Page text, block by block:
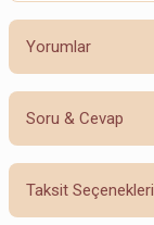
Yorumlar
Soru & Cevap
Ürün
Taksit Seçenekleri